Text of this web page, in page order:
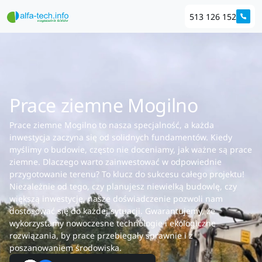
513 126 152
Prace ziemne Mogilno
Prace ziemne Mogilno to nasza specjalność, a każda
inwestycja zaczyna się od solidnych fundamentów. Kiedy
myślimy o budowie, często nie doceniamy, jak ważne są prace
ziemne. Dlaczego warto zainwestować w odpowiednie
przygotowanie terenu? To klucz do sukcesu całego projektu!
Niezależnie od tego, czy planujesz niewielką budowlę, czy
większą inwestycję, nasze doświadczenie pozwoli nam
dostosować się do każdej sytuacji. Gwarantujemy, że
wykorzystamy nowoczesne technologie i ekologiczne
rozwiązania, by prace przebiegały sprawnie i z
poszanowaniem środowiska.